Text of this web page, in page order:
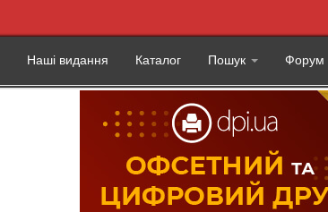
Наші видання Каталог Пошук Форум